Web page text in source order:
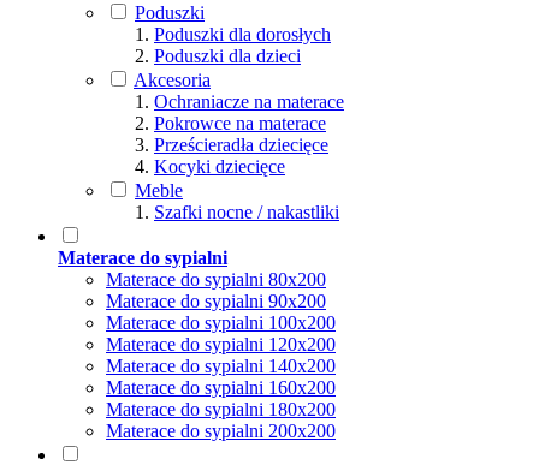
Poduszki
Poduszki dla dorosłych
Poduszki dla dzieci
Akcesoria
Ochraniacze na materace
Pokrowce na materace
Prześcieradła dziecięce
Kocyki dziecięce
Meble
Szafki nocne / nakastliki
Materace do sypialni
Materace do sypialni 80x200
Materace do sypialni 90x200
Materace do sypialni 100x200
Materace do sypialni 120x200
Materace do sypialni 140x200
Materace do sypialni 160x200
Materace do sypialni 180x200
Materace do sypialni 200x200